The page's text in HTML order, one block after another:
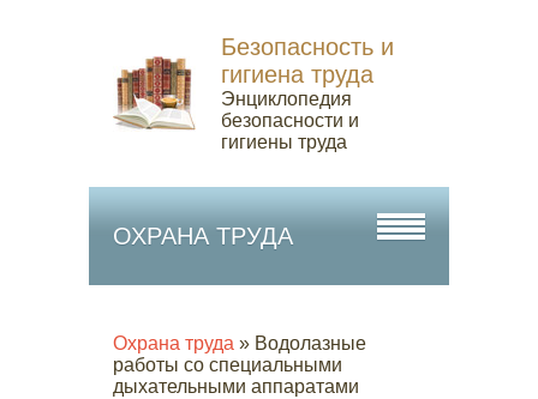
Безопасность и
гигиена труда
Энциклопедия
безопасности и
гигиены труда
ОХРАНА ТРУДА
Охрана труда » Водолазные
работы со специальными
дыхательными аппаратами